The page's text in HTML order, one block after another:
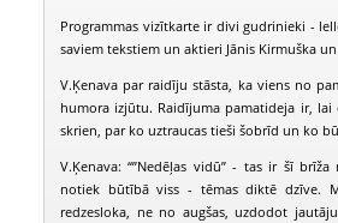
PIEEJAMS
PUBLISKAJĀS
BIBLIOTĒKĀS
Programmas vizītkarte ir divi gudrinieki -
saviem tekstiem un aktieri Jānis Kirmuška
V.Ķenava par raidīju stāsta, ka viens no
humora izjūtu. Raidījuma pamatideja ir,
skrien, par ko uztraucas tieši šobrīd un ko
V.Ķenava: “”Nedēļas vidū” - tas ir šī
notiek būtībā viss - tēmas diktē dzīve.
redzesloka, ne no augšas, uzdodot